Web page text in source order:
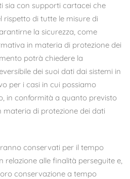
sia con supporti cartacei che
rispetto di tutte le misure di
la sicurezza, come
in materia di protezione dei
potrà chiedere la
dei suoi dati dai sistemi in
per i casi in cui possiamo
in conformità a quanto previsto
di protezione dei dati
conservati per il tempo
relazione alle finalità perseguite e,
conservazione a tempo